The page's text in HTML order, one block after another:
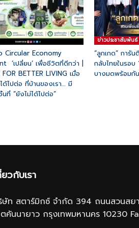
Circular Economy
‘เปลี่ยน’ เพื่อชีวิตที่ดีกว่า |
FOR BETTER LIVING เมื่อ
ได้ไปต่อ ที่บ้านของเรา… มี
นที่ “ยังไม่ได้ไปต่อ”
ข่าวประชาสัมพันธ์
“ลูกเกด” การั
กลับไทยในรอบ
บางมดพร้อมกัน
ยวกับเรา
ษัท สตาร์มิกซ์ จำกัด 394 ถนนสวนสย
ตคันนายาว กรุงเทพมหานคร 10230